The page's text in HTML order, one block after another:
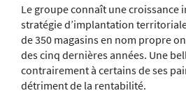
Le groupe connaît une croissance
stratégie d’implantation
de 350 magasins en nom propre
des cinq dernières années. Une
contrairement à certains de ses
détriment de la rentabilité.